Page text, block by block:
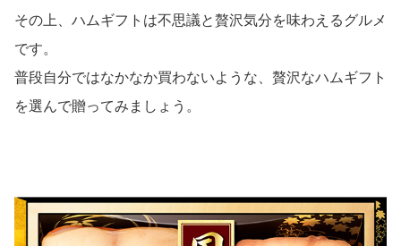
その上、ハムギフトは不思議と贅沢気分を味わえるグルメ
です。
普段自分ではなかなか買わないような、贅沢なハムギフト
を選んで贈ってみましょう。